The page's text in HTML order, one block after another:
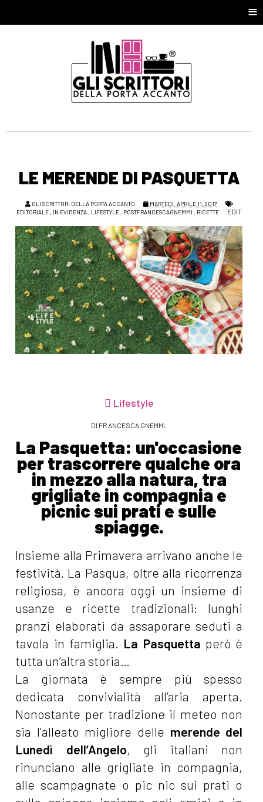
≡
LE MERENDE DI PASQUETTA
GLI SCRITTORI DELLA PORTA ACCANTO
MARTEDÌ, APRILE 11, 2017
EDITORIALE, IN EVIDENZA, LIFESTYLE, POSTFRANCESCAGNEMMI , RICETTE EDIT
Lifestyle
DI FRANCESCA GNEMMI.
La Pasquetta: un'occasione
per trascorrere qualche ora
in mezzo alla natura, tra
grigliate in compagnia e
picnic sui prati e sulle
spiagge.
Insieme alla Primavera arrivano anche le
festività. La Pasqua, oltre alla ricorrenza
religiosa, è ancora oggi un insieme di
usanze e ricette tradizionali: lunghi
pranzi elaborati da assaporare seduti a
tavola in famiglia. La Pasquetta però è
tutta un’altra storia…
La giornata è sempre più spesso
dedicata convivialità all’aria aperta.
Nonostante per tradizione il meteo non
sia l'alleato migliore delle merende del
Lunedì dell’Angelo, gli italiani non
rinunciano alle grigliate in compagnia,
alle scampagnate o pic nic sui prati o